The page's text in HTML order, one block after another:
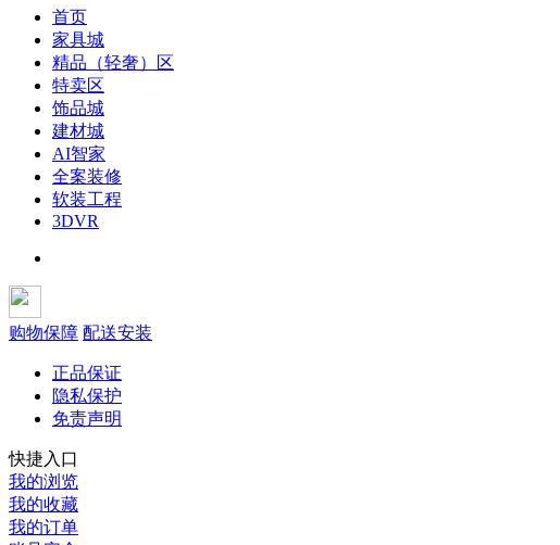
首页
家具城
精品（轻奢）区
特卖区
饰品城
建材城
AI智家
全案装修
软装工程
3DVR
购物保障 配送安装
正品保证
隐私保护
免责声明
快捷入口
我的浏览
我的收藏
我的订单